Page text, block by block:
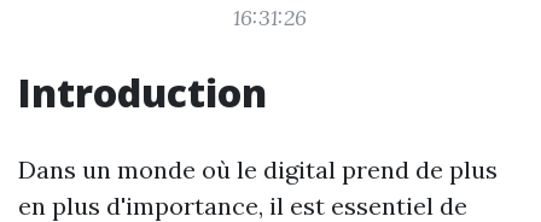
16:31:26
Introduction
Dans un monde où le digital prend de plus
en plus d'importance, il est essentiel de